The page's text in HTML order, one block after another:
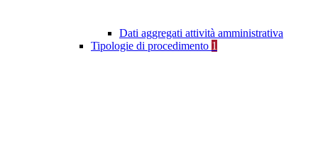
Dati aggregati attività amministrativa
Tipologie di procedimento 1